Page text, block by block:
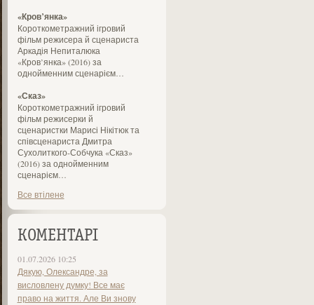
«Кров’янка»
Короткометражний ігровий
фільм режисера й сценариста
Аркадія Непиталюка
«Кров’янка» (2016) за
однойменним сценарієм…
«Сказ»
Короткометражний ігровий
фільм режисерки й
сценаристки Марисі Нікітюк та
співсценариста Дмитра
Сухолиткого-Собчука «Сказ»
(2016) за однойменним
сценарієм…
Все втілене
КОМЕНТАРІ
01.07.2026 10:25
Дякую, Олександре, за
висловлену думку! Все має
право на життя. Але Ви знову